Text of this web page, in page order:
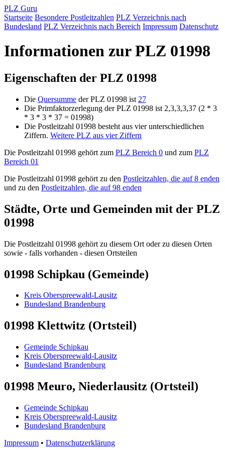
PLZ Guru
Startseite Besondere Postleitzahlen PLZ Verzeichnis nach
Bundesland PLZ Verzeichnis nach Bereich Impressum Datenschutz
Informationen zur PLZ 01998
Eigenschaften der PLZ 01998
Die Quersumme der PLZ 01998 ist 27
Die Primfaktorzerlegung der PLZ 01998 ist 2,3,3,3,37 (2 * 3
* 3 * 3 * 37 = 01998)
Die Postleitzahl 01998 besteht aus vier unterschiedlichen
Ziffern. Weitere PLZ aus vier Ziffern
Die Postleitzahl 01998 gehört zum PLZ Bereich 0 und zum PLZ
Bereich 01
Die Postleitzahl 01998 gehört zu den Postleitzahlen, die auf 8 enden
und zu den Postleitzahlen, die auf 98 enden
Städte, Orte und Gemeinden mit der PLZ
01998
Die Postleitzahl 01998 gehört zu diesem Ort oder zu diesen Orten
sowie - falls vorhanden - diesen Ortsteilen
01998 Schipkau (Gemeinde)
Kreis Oberspreewald-Lausitz
Bundesland Brandenburg
01998 Klettwitz (Ortsteil)
Gemeinde Schipkau
Kreis Oberspreewald-Lausitz
Bundesland Brandenburg
01998 Meuro, Niederlausitz (Ortsteil)
Gemeinde Schipkau
Kreis Oberspreewald-Lausitz
Bundesland Brandenburg
Impressum • Datenschutzerklärung